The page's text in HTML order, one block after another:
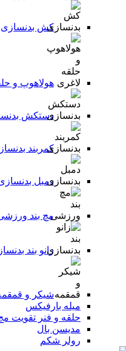
کش بدنسازی
هولاهوپ و
دستکش
کمربند
دمبل
مچ بند
زانو بند
شیکر و
میله بارفیکس
حلقه و فنر تقویت
مدیسن بال
رولر شکم